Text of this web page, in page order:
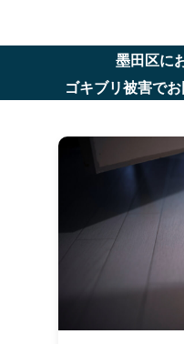
墨田区に
ゴキブリ被害で